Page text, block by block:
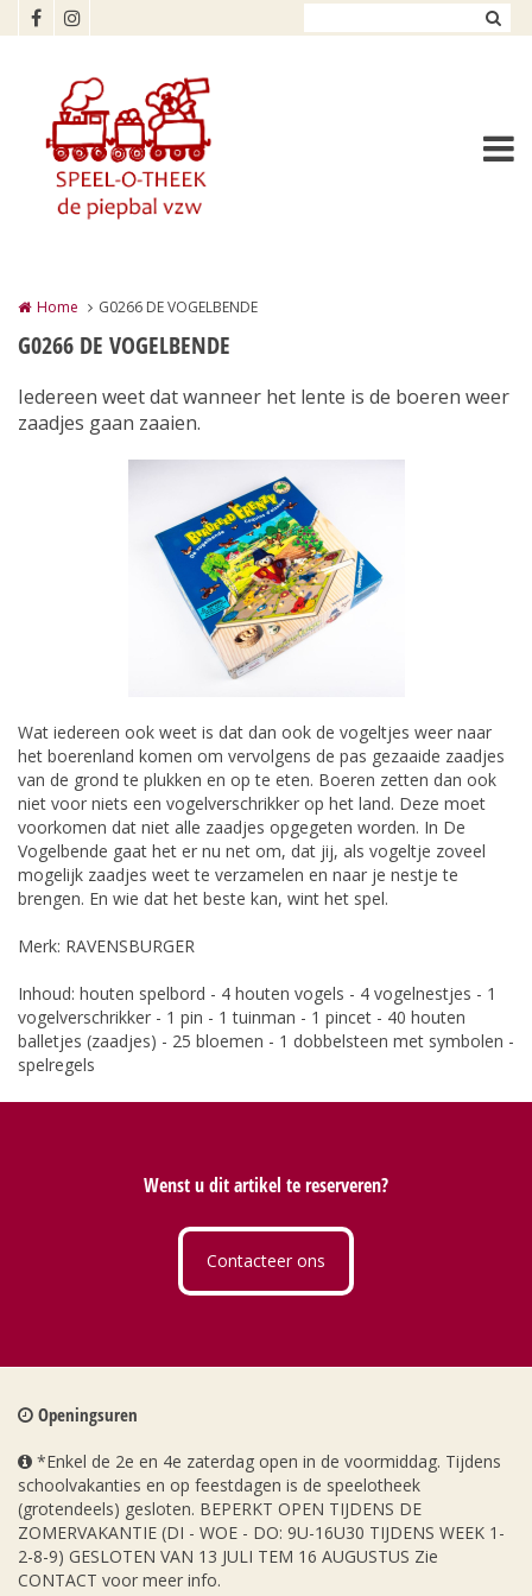
Overslaan en naar de inhoud gaan
Home G0266 DE VOGELBENDE
G0266 DE VOGELBENDE
Iedereen weet dat wanneer het lente is de boeren weer
zaadjes gaan zaaien.
Wat iedereen ook weet is dat dan ook de vogeltjes weer naar
het boerenland komen om vervolgens de pas gezaaide zaadjes
van de grond te plukken en op te eten. Boeren zetten dan ook
niet voor niets een vogelverschrikker op het land. Deze moet
voorkomen dat niet alle zaadjes opgegeten worden. In De
Vogelbende gaat het er nu net om, dat jij, als vogeltje zoveel
mogelijk zaadjes weet te verzamelen en naar je nestje te
brengen. En wie dat het beste kan, wint het spel.
Merk: RAVENSBURGER
Inhoud: houten spelbord - 4 houten vogels - 4 vogelnestjes - 1
vogelverschrikker - 1 pin - 1 tuinman - 1 pincet - 40 houten
balletjes (zaadjes) - 25 bloemen - 1 dobbelsteen met symbolen -
spelregels
Wenst u dit artikel te reserveren?
Contacteer ons
Openingsuren
*Enkel de 2e en 4e zaterdag open in de voormiddag. Tijdens
schoolvakanties en op feestdagen is de speelotheek
(grotendeels) gesloten. BEPERKT OPEN TIJDENS DE
ZOMERVAKANTIE (DI - WOE - DO: 9U-16U30 TIJDENS WEEK 1-
2-8-9) GESLOTEN VAN 13 JULI TEM 16 AUGUSTUS Zie
CONTACT voor meer info.